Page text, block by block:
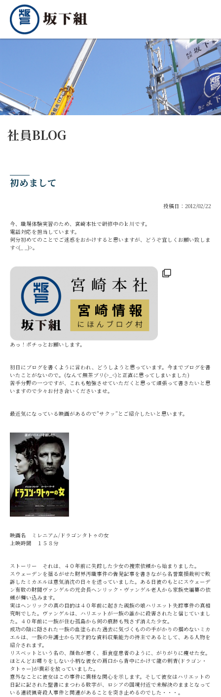
社員BLOG
初めまして
投稿日：2012/02/22
今、職場体験実習のため、宮崎本社で研修中のｋ川です。
電話対応を担当しています。
何分初めてのことでご迷惑をおかけすると思いますが、どうぞ宜しくお願い致しま
す<(_ _)>。
あっ！ポチっとお願いします。
初日にブログを書くように言われ、どうしようと思っています。今までブログを書
いたことがないので。(なんて無茶ブリ(>_<)と正直に思ってしまいました)
苦手分野の一つですが、これも勉強させていただくと思って頑張って書きたいと思
いますので少々お付き合いくださいませ。
最近気になっている映画があるので”サクッ”とご紹介したいと思います。
映画名 ミレニアム/ドラゴンタトゥの女
上映時間 １５８分
ストーリー それは、４０年前に失踪した少女の捜索依頼から始まりました。
スウェーデンを揺るがせた財界汚職事件の告発記事を書きながら名誉棄損裁判で敗
訴したミカエルは意気消沈の日々を送っていました。ある日彼のもとにスウェーデ
ン有数の財閥ヴァンゲルの元会長ヘンリック・ヴァンゲル老人から家族史編纂の依
頼が舞い込みます。
実はヘンリックの真の目的は４０年前に起きた親族の娘ハリエット失踪事件の真相
究明でした。ヴァンゲルは、ハリエットが一族の誰かに殺害されたと信じていまし
た。４０年前に一族が住む孤島から何の痕跡も残さず消えた少女。
成功の陰に隠された一族の血塗られた過去に気づくものの手がかりの掴めないミカ
エルは、一族の弁護士から天才的な資料収集能力の持主であるとして、ある人物を
紹介されます。
リスベットという名の、顔色が悪く、拒食症患者のように、がりがりに痩せた女。
ほとんどお喋りをしない小柄な彼女の肩口から背中にかけて龍の刺青(ドラゴン・
タトゥー)が異彩を放っていました。
意外なことに彼女はこの事件に異様な関心を示します。そして彼女はハリエットの
日記に記された聖書にまつわる数字が、ロシアの国境付近で未解決のままとなって
いる連続猟奇殺人事件と関連があることを突き止めるのでした・・・。